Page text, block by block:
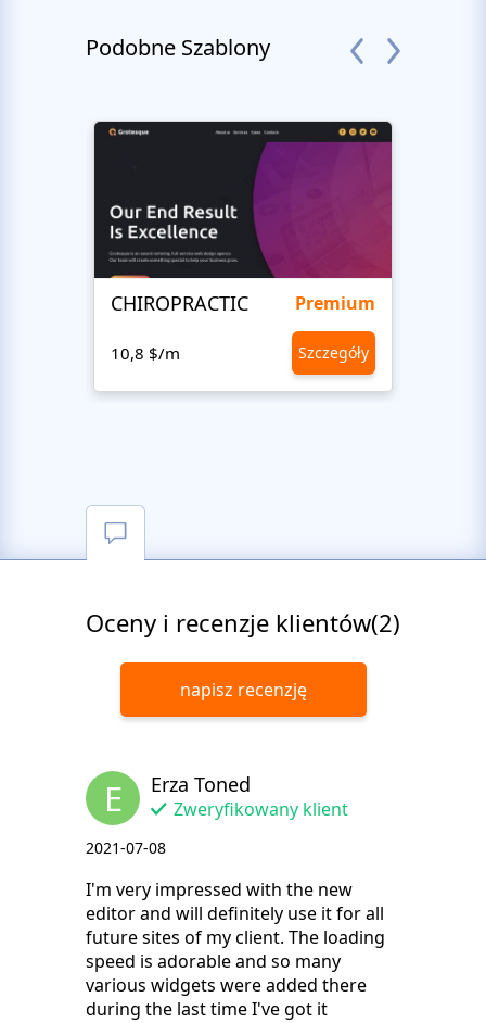
Podobne Szablony
CHIROPRACTIC Premium
10,8 $/m Szczegóły
Oceny i recenzje klientów(2)
napisz recenzję
E Erza Toned
Zweryfikowany klient
2021-07-08
I'm very impressed with the new
editor and will definitely use it for all
future sites of my client. The loading
speed is adorable and so many
various widgets were added there
during the last time I've got it